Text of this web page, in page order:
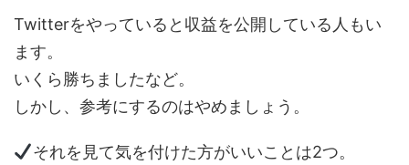
Twitterをやっていると収益を公開している人もい
ます。
いくら勝ちましたなど。
しかし、参考にするのはやめましょう。
それを見て気を付けた方がいいことは2つ。